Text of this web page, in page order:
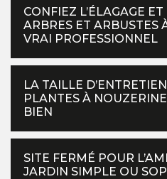
CONFIEZ L’ÉLAGAGE
ARBRES ET ARBUSTES
VRAI PROFESSIONNEL
LA TAILLE
PLANTES À
BIEN
SITE FERMÉ POUR
JARDIN SIMPLE OU